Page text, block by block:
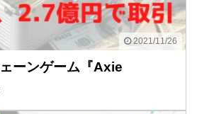
2021/11/26
ーンゲーム『Axie